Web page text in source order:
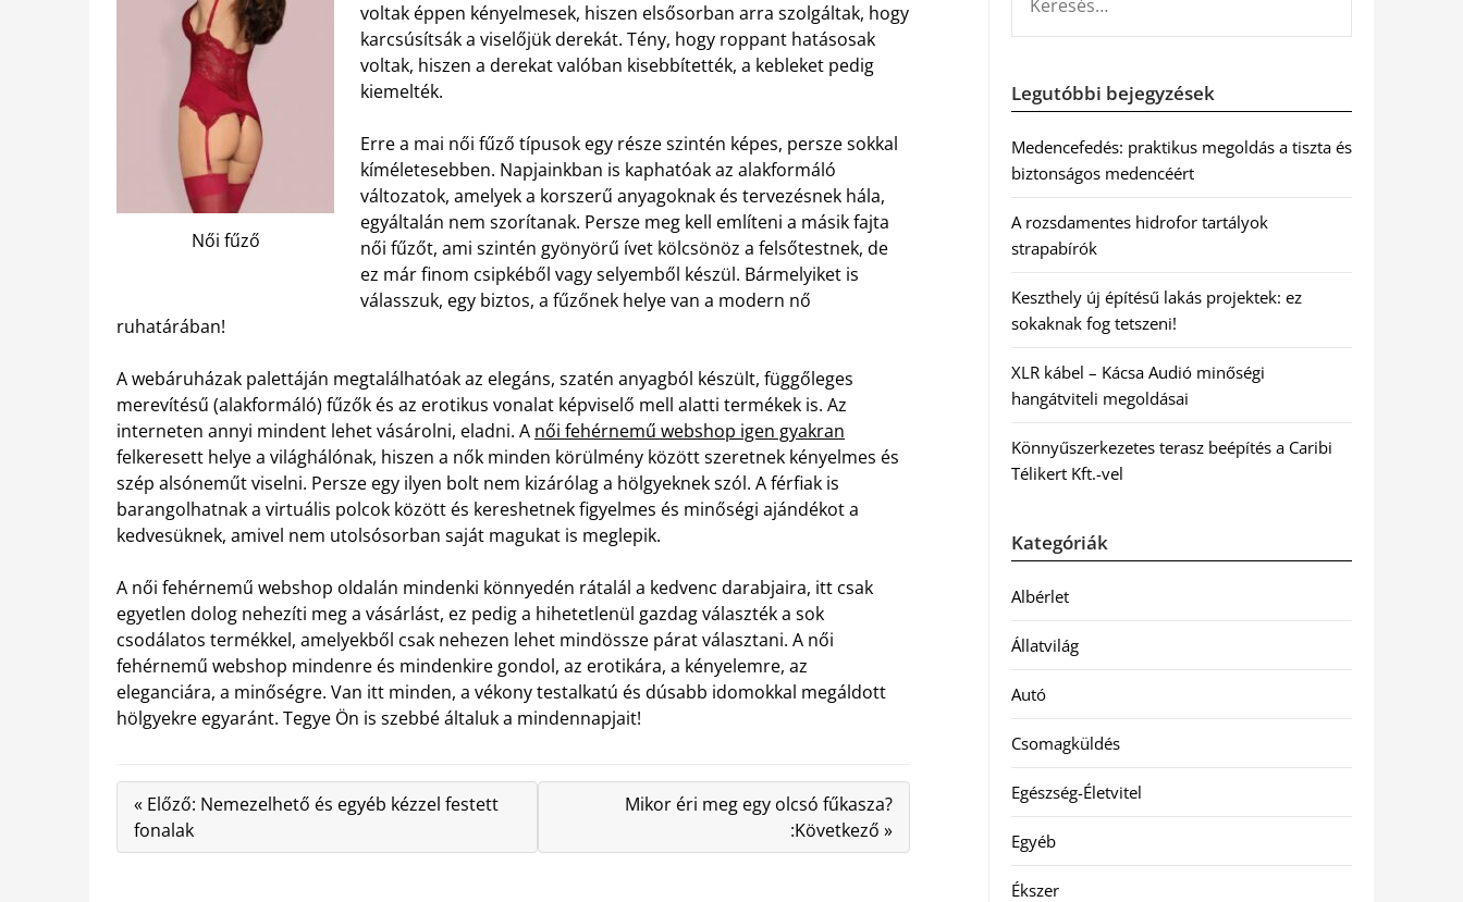
Női fűző
voltak éppen kényelmesek, hiszen elsősorban arra szolgáltak, hogy
karcsúsítsák a viselőjük derekát. Tény, hogy roppant hatásosak
voltak, hiszen a derekat valóban kisebbítették, a kebleket pedig
kiemelték.
Erre a mai női fűző típusok egy része szintén képes, persze sokkal
kíméletesebben. Napjainkban is kaphatóak az alakformáló
változatok, amelyek a korszerű anyagoknak és tervezésnek hála,
egyáltalán nem szorítanak. Persze meg kell említeni a másik fajta
női fűzőt, ami szintén gyönyörű ívet kölcsönöz a felsőtestnek, de
ez már finom csipkéből vagy selyemből készül. Bármelyiket is
válasszuk, egy biztos, a fűzőnek helye van a modern nő
ruhatárában!
A webáruházak palettáján megtalálhatóak az elegáns, szatén anyagból készült, függőleges
merevítésű (alakformáló) fűzők és az erotikus vonalat képviselő mell alatti termékek is. Az
interneten annyi mindent lehet vásárolni, eladni. A női fehérnemű webshop igen gyakran
felkeresett helye a világhálónak, hiszen a nők minden körülmény között szeretnek kényelmes és
szép alsóneműt viselni. Persze egy ilyen bolt nem kizárólag a hölgyeknek szól. A férfiak is
barangolhatnak a virtuális polcok között és kereshetnek figyelmes és minőségi ajándékot a
kedvesüknek, amivel nem utolsósorban saját magukat is meglepik.
A női fehérnemű webshop oldalán mindenki könnyedén rátalál a kedvenc darabjaira, itt csak
egyetlen dolog nehezíti meg a vásárlást, ez pedig a hihetetlenül gazdag választék a sok
csodálatos termékkel, amelyekből csak nehezen lehet mindössze párat választani. A női
fehérnemű webshop mindenre és mindenkire gondol, az erotikára, a kényelemre, az
eleganciára, a minőségre. Van itt minden, a vékony testalkatú és dúsabb idomokkal megáldott
hölgyekre egyaránt. Tegye Ön is szebbé általuk a mindennapjait!
« Előző: Nemezelhető és egyéb kézzel festett
fonalak
Mikor éri meg egy olcsó fűkasza?
:Következő »
Legutóbbi bejegyzések
Medencefedés: praktikus megoldás a tiszta és
biztonságos medencéért
A rozsdamentes hidrofor tartályok
strapabírók
Keszthely új építésű lakás projektek: ez
sokaknak fog tetszeni!
XLR kábel – Kácsa Audió minőségi
hangátviteli megoldásai
Könnyűszerkezetes terasz beépítés a Caribi
Télikert Kft.-vel
Kategóriák
Albérlet
Állatvilág
Autó
Csomagküldés
Egészség-Életvitel
Egyéb
Ékszer